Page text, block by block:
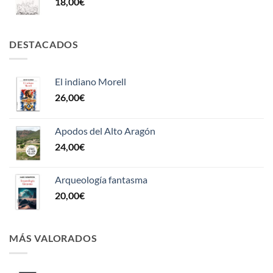
DESTACADOS
El indiano Morell
26,00€
Apodos del Alto Aragón
24,00€
Arqueología fantasma
20,00€
MÁS VALORADOS